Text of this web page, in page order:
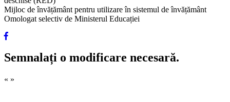
Mijloc de învățământ pentru utilizare în sistemul de învățământ
Omologat selectiv de Ministerul Educației
Semnalați o modificare necesară.
« »